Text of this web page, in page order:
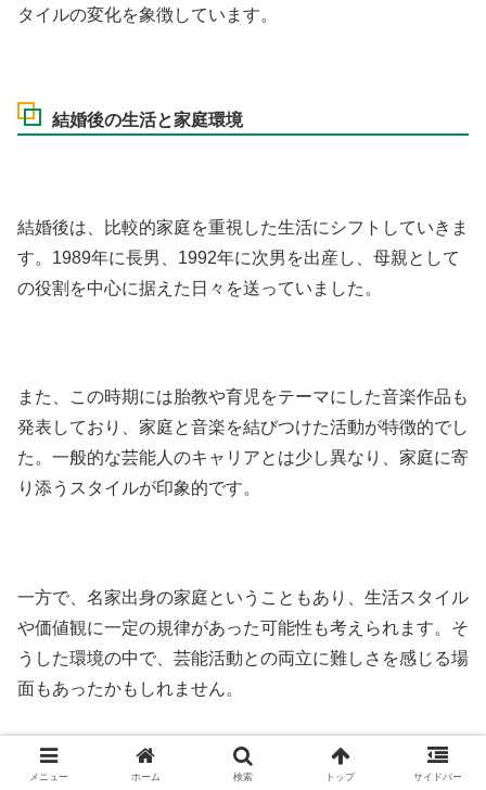
タイルの変化を象徴しています。
結婚後の生活と家庭環境
結婚後は、比較的家庭を重視した生活にシフトしていきま
す。1989年に長男、1992年に次男を出産し、母親として
の役割を中心に据えた日々を送っていました。
また、この時期には胎教や育児をテーマにした音楽作品も
発表しており、家庭と音楽を結びつけた活動が特徴的でし
た。一般的な芸能人のキャリアとは少し異なり、家庭に寄
り添うスタイルが印象的です。
一方で、名家出身の家庭ということもあり、生活スタイル
や価値観に一定の規律があった可能性も考えられます。そ
うした環境の中で、芸能活動との両立に難しさを感じる場
面もあったかもしれません。
メニュー ホーム 検索 トップ サイドバー